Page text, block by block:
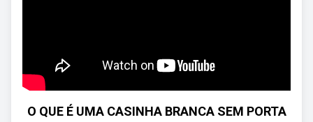
O QUE É UMA CASINHA BRANCA SEM PORTA